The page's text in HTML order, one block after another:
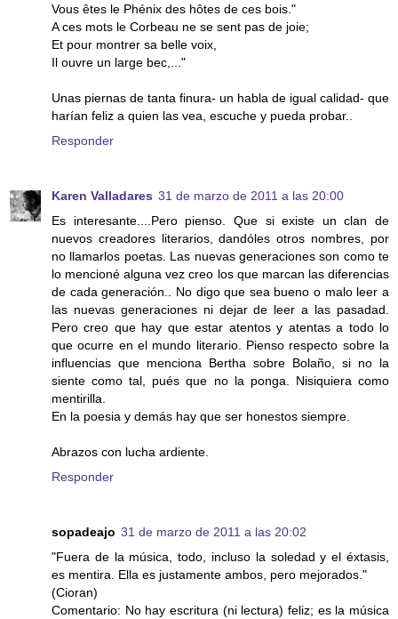
Vous êtes le Phénix des hôtes de ces bois."
A ces mots le Corbeau ne se sent pas de joie;
Et pour montrer sa belle voix,
Il ouvre un large bec,..."
Unas piernas de tanta finura- un habla de igual calidad- que
harían feliz a quien las vea, escuche y pueda probar..
Responder
Karen Valladares 31 de marzo de 2011 a las 20:00
Es interesante....Pero pienso. Que si existe un clan de
nuevos creadores literarios, dandóles otros nombres, por
no llamarlos poetas. Las nuevas generaciones son como te
lo mencioné alguna vez creo los que marcan las diferencias
de cada generación.. No digo que sea bueno o malo leer a
las nuevas generaciones ni dejar de leer a las pasadad.
Pero creo que hay que estar atentos y atentas a todo lo
que ocurre en el mundo literario. Pienso respecto sobre la
influencias que menciona Bertha sobre Bolaño, si no la
siente como tal, pués que no la ponga. Nisiquiera como
mentirilla.
En la poesia y demás hay que ser honestos siempre.
Abrazos con lucha ardiente.
Responder
sopadeajo 31 de marzo de 2011 a las 20:02
"Fuera de la música, todo, incluso la soledad y el éxtasis,
es mentira. Ella es justamente ambos, pero mejorados."
(Cioran)
Comentario: No hay escritura (ni lectura) feliz; es la música